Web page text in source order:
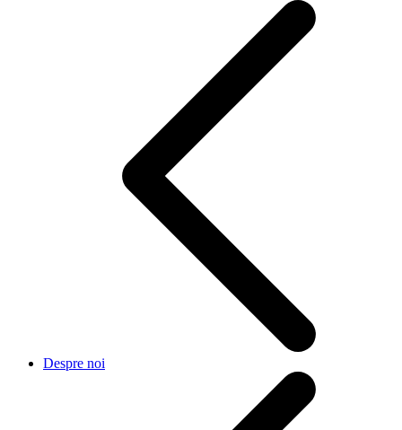
Despre noi